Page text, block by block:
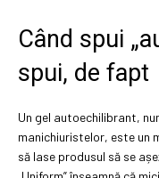
Când spui
spui, de fapt
Un gel autoechilibrant,
manichiuristelor, este un
să lase produsul să se